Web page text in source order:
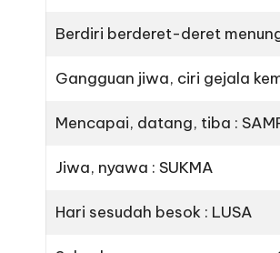
Berdiri berderet-deret
Gangguan jiwa, ciri gejala
Mencapai, datang, tiba :
Jiwa, nyawa : SUKMA
Hari sesudah besok : LUSA